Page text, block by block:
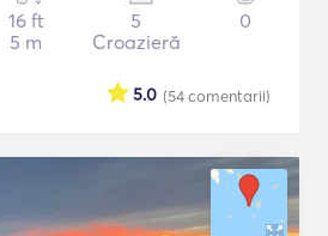
16 ft
5 m
5
Croazieră
0
(54comentarii)
5.0